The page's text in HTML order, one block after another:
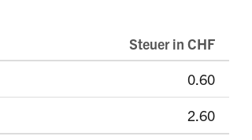
Steuer in CHF
0.60
2.60